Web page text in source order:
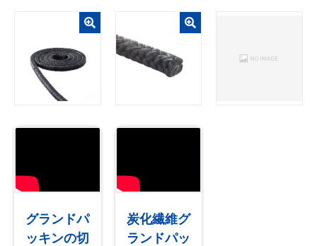
グランドパ
ッキンの切
炭化繊維グ
ランドパッ